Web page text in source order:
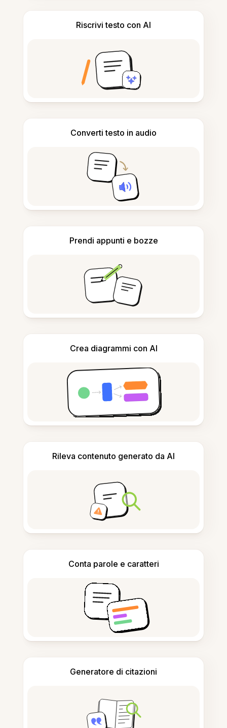
Riscrivi testo con AI
Converti testo in audio
Prendi appunti e bozze
Crea diagrammi con AI
Rileva contenuto generato da AI
Conta parole e caratteri
Generatore di citazioni